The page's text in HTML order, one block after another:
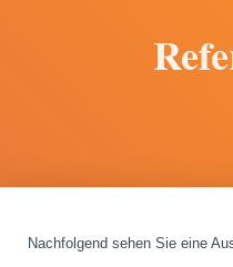
Nachfolgend sehen Sie eine